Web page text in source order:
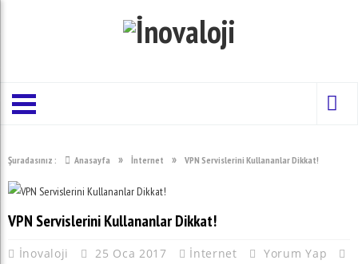
Şuradasınız : Anasayfa » İnternet » VPN Servislerini Kullananlar Dikkat!
VPN Servislerini Kullananlar Dikkat!
İnovaloji 25 Oca 2017 İnternet
Yorum Yap